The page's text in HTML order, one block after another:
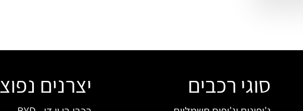
סוגי רכבים יצרנים